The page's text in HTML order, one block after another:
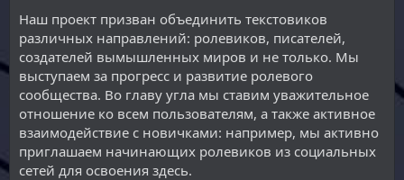
Наш проект призван объединить текстовиков
различных направлений: ролевиков, писателей,
создателей вымышленных миров и не только. Мы
выступаем за прогресс и развитие ролевого
сообщества. Во главу угла мы ставим уважительное
отношение ко всем пользователям, а также активное
взаимодействие с новичками: например, мы активно
приглашаем начинающих ролевиков из социальных
сетей для освоения здесь.